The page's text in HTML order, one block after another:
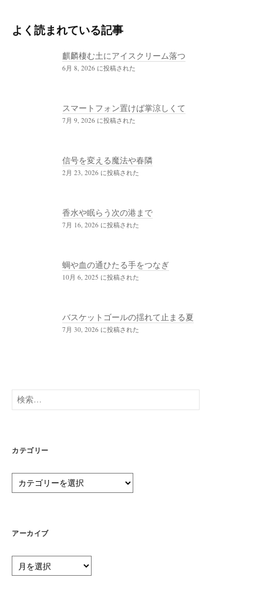
よく読まれている記事
麒麟棲む土にアイスクリーム落つ
6月 8, 2026 に投稿された
スマートフォン置けば掌涼しくて
7月 9, 2026 に投稿された
信号を変える魔法や春隣
2月 23, 2026 に投稿された
香水や眠らう次の港まで
7月 16, 2026 に投稿された
蜩や血の通ひたる手をつなぎ
10月 6, 2025 に投稿された
バスケットゴールの揺れて止まる夏
7月 30, 2026 に投稿された
検
索:
カテゴリー
カ
テ
ー
アーカイブ
ー